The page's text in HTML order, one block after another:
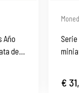
Año
de
€